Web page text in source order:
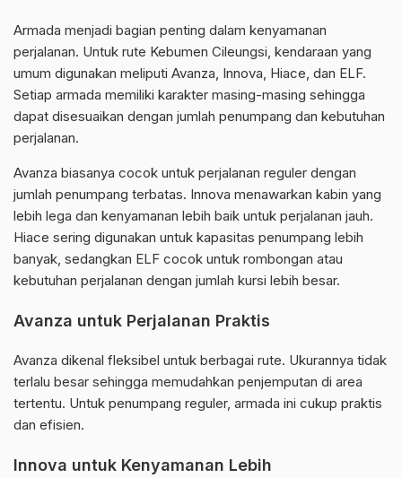
Armada menjadi bagian penting dalam kenyamanan
perjalanan. Untuk rute Kebumen Cileungsi, kendaraan yang
umum digunakan meliputi Avanza, Innova, Hiace, dan ELF.
Setiap armada memiliki karakter masing-masing sehingga
dapat disesuaikan dengan jumlah penumpang dan kebutuhan
perjalanan.
Avanza biasanya cocok untuk perjalanan reguler dengan
jumlah penumpang terbatas. Innova menawarkan kabin yang
lebih lega dan kenyamanan lebih baik untuk perjalanan jauh.
Hiace sering digunakan untuk kapasitas penumpang lebih
banyak, sedangkan ELF cocok untuk rombongan atau
kebutuhan perjalanan dengan jumlah kursi lebih besar.
Avanza untuk Perjalanan Praktis
Avanza dikenal fleksibel untuk berbagai rute. Ukurannya tidak
terlalu besar sehingga memudahkan penjemputan di area
tertentu. Untuk penumpang reguler, armada ini cukup praktis
dan efisien.
Innova untuk Kenyamanan Lebih